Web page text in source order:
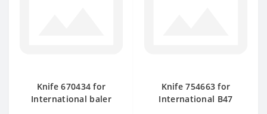
Knife 670434 for
International baler
Knife 754663 for
International B47